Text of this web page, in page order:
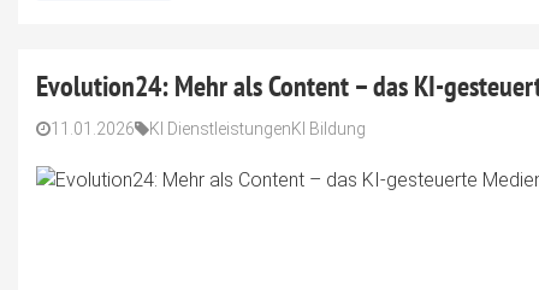
Evolution24: Mehr als Content – das KI-
11.01.2026 KI DienstleistungenKI Bildung